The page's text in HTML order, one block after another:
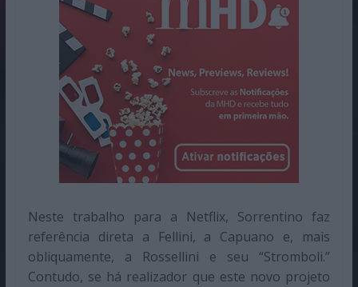
Neste trabalho para a Netflix, Sorrentino faz
referência direta a Fellini, a Capuano e, mais
obliquamente, a Rossellini e seu “Stromboli.”
Contudo, se há realizador que este novo projeto